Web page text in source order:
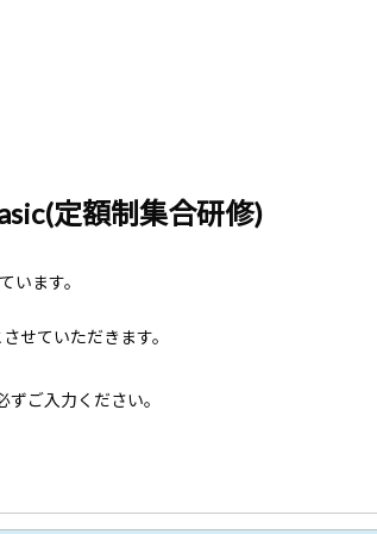
定額制集合研修)
います。
せていただきます。
ご入力ください。